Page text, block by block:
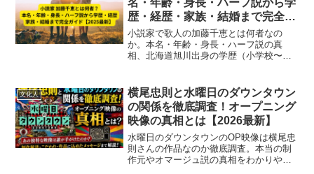
歴・経歴・家族・結婚まで完全ガ
イド【2025最新】
小説家で歌人の加藤千恵とは何者なの
か。本名・年齢・身長・ハーフ説の真
相、北海道旭川出身の学歴（小学校〜大
最新で完全解説。作品背景も理解できる
総合ガイド。
文化人
横尾忠則と水曜日のダウンタウン
の関係を徹底調査！オープニング
映像の真相とは【2026最新】
水曜日のダウンタウンのOP映像は横尾忠
則さんの作品なのか徹底調査。本当の制
作元やオマージュ説の真相をわかりやす